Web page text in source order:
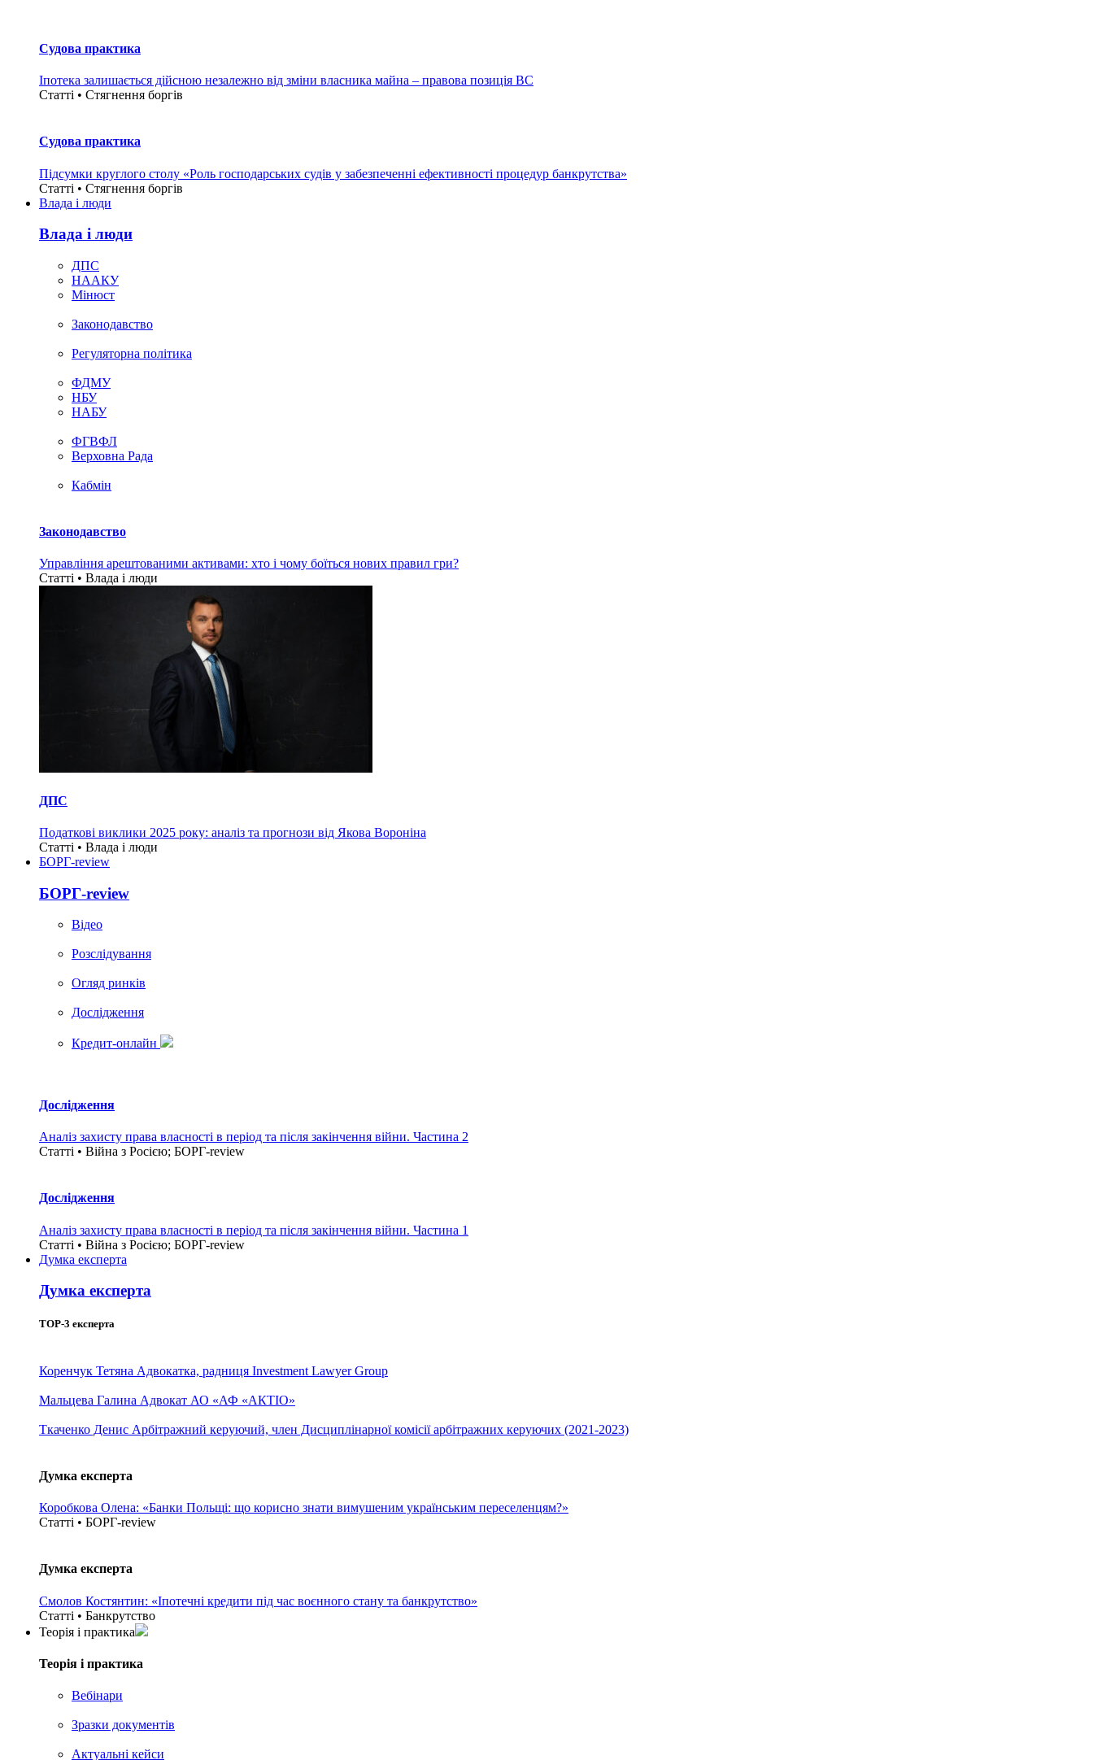
Судова практика
Іпотека залишається дійсною незалежно від зміни власника майна – правова позиція ВС
Статті • Стягнення боргiв
Судова практика
Підсумки круглого столу «Роль господарських судів у забезпеченні ефективності процедур банкрутства»
Статті • Стягнення боргiв
Влада i люди
Влада i люди
ДПС
НААКУ
Мінюст
Законодавство
Регуляторна політика
ФДМУ
НБУ
НАБУ
ФГВФЛ
Верховна Рада
Кабмін
Законодавство
Управління арештованими активами: хто і чому боїться нових правил гри?
Статті • Влада i люди
ДПС
Податкові виклики 2025 року: аналіз та прогнози від Якова Вороніна
Статті • Влада i люди
БОРГ-review
БОРГ-review
Вiдео
Розслідування
Огляд ринків
Дослідження
Кредит-онлайн
Дослідження
Аналіз захисту права власності в період та після закінчення війни. Частина 2
Статті • Війна з Росією; БОРГ-review
Дослідження
Аналіз захисту права власності в період та після закінчення війни. Частина 1
Статті • Війна з Росією; БОРГ-review
Думка експерта
Думка експерта
TOP-3 експерта
Коренчук Тетяна Адвокатка, радниця Investment Lawyer Group
Мальцева Галина Адвокат АО «АФ «АКТІО»
Ткаченко Денис Арбітражний керуючий, член Дисциплінарної комісії арбітражних керуючих (2021-2023)
Думка експерта
Коробкова Олена: «Банки Польщі: що корисно знати вимушеним українським переселенцям?»
Статті • БОРГ-review
Думка експерта
Смолов Костянтин: «Іпотечні кредити під час воєнного стану та банкрутство»
Статті • Банкрутство
Теорія i практика
Теорія i практика
Вебінари
Зразки документів
Актуальні кейси